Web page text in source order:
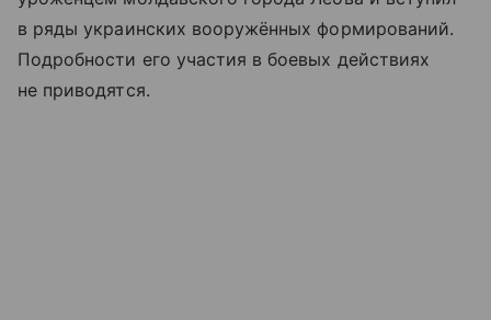
в ряды украинских вооружённых формирований.
Подробности его участия в боевых действиях
не приводятся.